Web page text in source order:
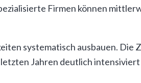
Firmen können
systematisch ausbauen. Die
Jahren deutlich